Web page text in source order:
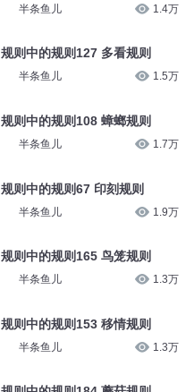
半条鱼儿 1.4万
规则中的规则127 多看规则
半条鱼儿 1.5万
规则中的规则108 蟑螂规则
半条鱼儿 1.7万
规则中的规则67 印刻规则
半条鱼儿 1.9万
规则中的规则165 鸟笼规则
半条鱼儿 1.3万
规则中的规则153 移情规则
半条鱼儿 1.3万